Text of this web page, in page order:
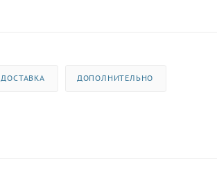
ДОСТАВКА ДОПОЛНИТЕЛЬНО